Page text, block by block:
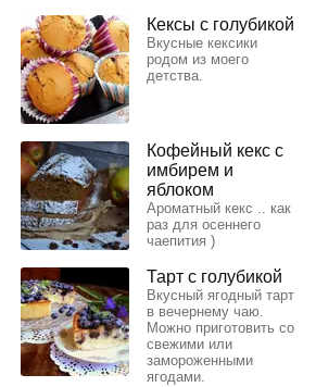
Кексы с голубикой
Вкусные кексики
родом из моего
детства.
Кофейный кекс с
имбирем и
яблоком
Ароматный кекс .. как
раз для осеннего
чаепития )
Тарт с голубикой
Вкусный ягодный тарт
в вечернему чаю.
Можно приготовить со
свежими или
замороженными
ягодами.